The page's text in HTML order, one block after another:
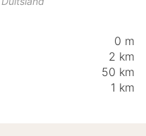
0 m
2 km
50 km
1 km